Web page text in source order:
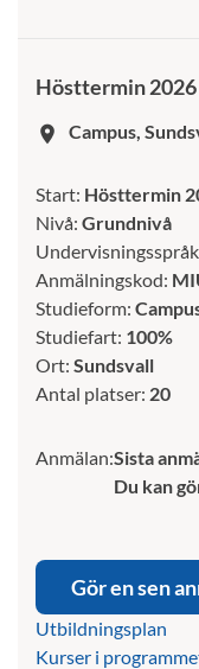
Hösttermin 2026
room Campus,
Start: Hösttermin
Nivå: Grundnivå
Anmälningskod:
Studieform:
Studiefart: 100%
Ort: Sundsvall
Antal platser: 20
Anmälan:Sista
Du kan
Gör en sen
Utbildningsplan
Kurser i